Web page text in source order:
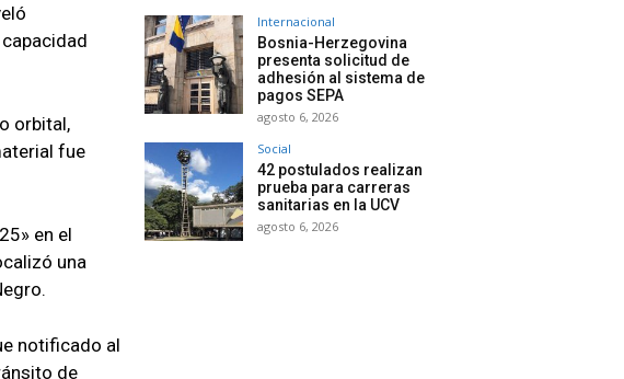
orbital,
fue
en el
una
notificado al
de
Internacional
Bosnia-Herzegovina
presenta solicitud de
adhesión al sistema de
pagos SEPA
agosto 6, 2026
Social
42 postulados realizan
prueba para carreras
sanitarias en la UCV
agosto 6, 2026